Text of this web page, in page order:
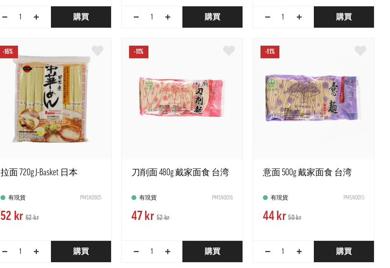
− + 購買 − + 購買 − + 購買
-16%
拉面 720g J-Basket 日本
有現貨 PMSN0905
52 kr 62 kr
− + 購買
-11%
刀削面 480g 戴家面食 台湾
有現貨 PMSN0016
47 kr 52 kr
− + 購買
-11%
意面 500g 戴家面食 台湾
有現貨 PMSN0015
44 kr 50 kr
− + 購買